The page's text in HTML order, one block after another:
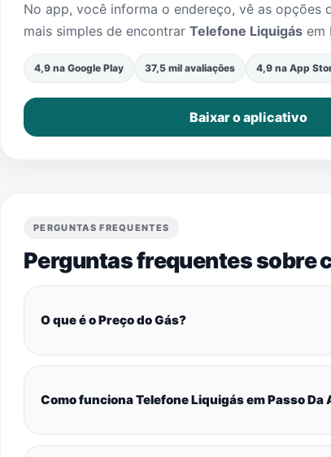
No app, você informa o endereço, vê as opções
mais simples de encontrar Telefone Liquigás em
4,9 na Google Play 37,5 mil avaliações 4,9 na App
Baixar o aplicativo
PERGUNTAS FREQUENTES
Perguntas frequentes sobre
O que é o Preço do Gás?
Como funciona Telefone Liquigás em Passo Da